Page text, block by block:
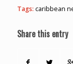
Tags: caribbean
Share this entry